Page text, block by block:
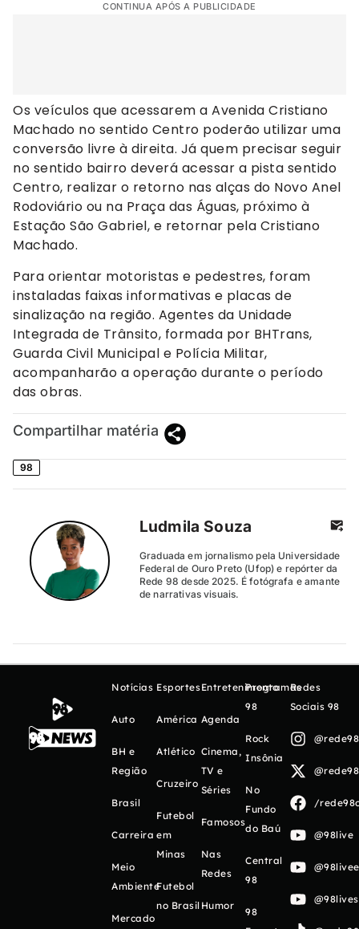
CONTINUA APÓS A PUBLICIDADE
Os veículos que acessarem a Avenida Cristiano
Machado no sentido Centro poderão utilizar uma
conversão livre à direita. Já quem precisar seguir
no sentido bairro deverá acessar a pista sentido
Centro, realizar o retorno nas alças do Novo Anel
Rodoviário ou na Praça das Águas, próximo à
Estação São Gabriel, e retornar pela Cristiano
Machado.
Para orientar motoristas e pedestres, foram
instaladas faixas informativas e placas de
sinalização na região. Agentes da Unidade
Integrada de Trânsito, formada por BHTrans,
Guarda Civil Municipal e Polícia Militar,
acompanharão a operação durante o período
das obras.
Compartilhar matéria
98
Ludmila Souza
Graduada em jornalismo pela Universidade
Federal de Ouro Preto (Ufop) e repórter da
Rede 98 desde 2025. É fotógrafa e amante
de narrativas visuais.
Notícias
Auto
BH e
Região
Brasil
Carreira
Meio
Ambiente
Mercado
Esportes
América
Atlético
Cruzeiro
Futebol
em
Minas
Futebol
no Brasil
Entretenimento
Agenda
Cinema,
TV e
Séries
Famosos
Nas
Redes
Humor
Programas
98
Rock
Insônia
No
Fundo
do Baú
Central
98
98
Redes
Sociais 98
/
@98live